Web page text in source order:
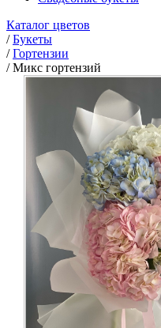
Каталог цветов
/Букеты
/Гортензии
/Микс гортензий